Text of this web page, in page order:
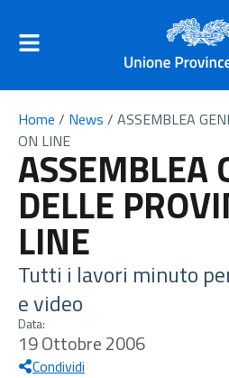
Home / News / ASSEMBLEA
ON LINE
ASSEMBLEA
DELLE
LINE
Tutti i lavori minuto
e video
Data:
19 Ottobre 2006
Condividi